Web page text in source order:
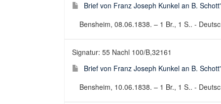
Brief von Franz Joseph Kunkel an B.
Bensheim, 08.06.1838. – 1 Br., 1 S.. -
Signatur: 55 Nachl 100/B,32161
Brief von Franz Joseph Kunkel an B.
Bensheim, 10.06.1838. – 1 Br., 1 S.. -